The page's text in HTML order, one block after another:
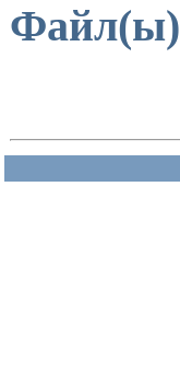
Файл(ы)